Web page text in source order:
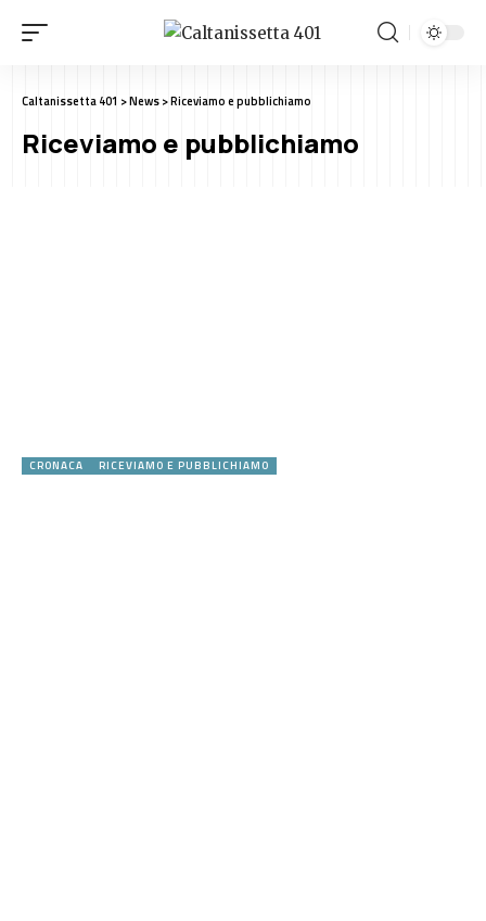
Caltanissetta 401 >News>Riceviamo e pubblichiamo
Riceviamo e pubblichiamo
CRONACA RICEVIAMO E PUBBLICHIAMO